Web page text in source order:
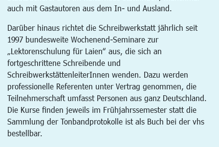
auch mit Gastautoren aus dem In- und Ausland.
Darüber hinaus richtet die Schreibwerkstatt jährlich seit
1997 bundesweite Wochenend-Seminare zur
„Lektorenschulung für Laien“ aus, die sich an
fortgeschrittene Schreibende und
SchreibwerkstättenleiterInnen wenden. Dazu werden
professionelle Referenten unter Vertrag genommen, die
Teilnehmerschaft umfasst Personen aus ganz Deutschland.
Die Kurse finden jeweils im Frühjahrssemester statt die
Sammlung der Tonbandprotokolle ist als Buch bei der vhs
bestellbar.